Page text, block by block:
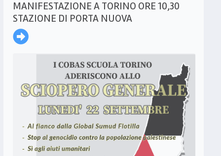
MANIFESTAZIONE A TORINO ORE 10,30
STAZIONE DI PORTA NUOVA